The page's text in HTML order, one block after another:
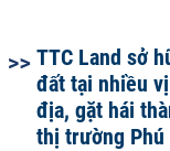
TTC Land sở
đất tại nhiều
địa, gặt hái
thị trường Phú